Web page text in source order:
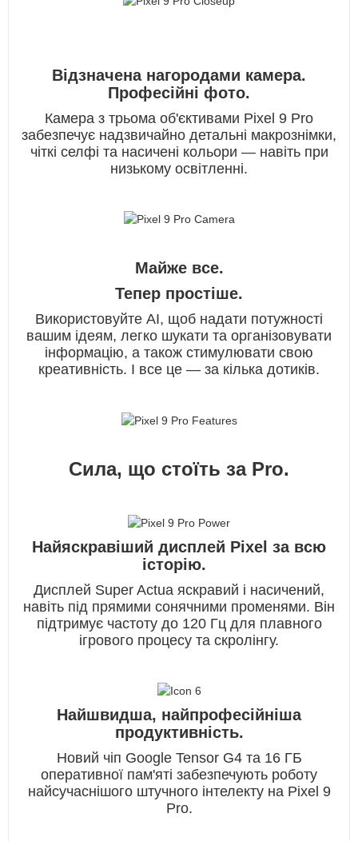
Відзначена нагородами камера.
Професійні фото.
Камера з трьома об'єктивами Pixel 9 Pro
забезпечує надзвичайно детальні макрознімки,
чіткі селфі та насичені кольори — навіть при
низькому освітленні.
Майже все.
Тепер простіше.
Використовуйте AI, щоб надати потужності
вашим ідеям, легко шукати та організовувати
інформацію, а також стимулювати свою
креативність. І все це — за кілька дотиків.
Сила, що стоїть за Pro.
Найяскравіший дисплей Pixel за всю
історію.
Дисплей Super Actua яскравий і насичений,
навіть під прямими сонячними променями. Він
підтримує частоту до 120 Гц для плавного
ігрового процесу та скролінгу.
Найшвидша, найпрофесійніша
продуктивність.
Новий чіп Google Tensor G4 та 16 ГБ
оперативної пам'яті забезпечують роботу
найсучаснішого штучного інтелекту на Pixel 9
Pro.